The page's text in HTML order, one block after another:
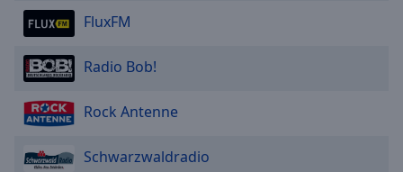
FluxFM
Radio Bob!
Rock Antenne
Schwarzwaldradio